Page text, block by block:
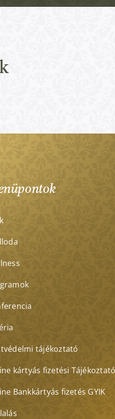
tájékoztató
kártyás fizetési Tájékoztató
Bankkártyás fizetés GYIK